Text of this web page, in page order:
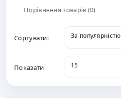
Порівняння товарів (0)
Сортувати: За популярністю
Показати 15